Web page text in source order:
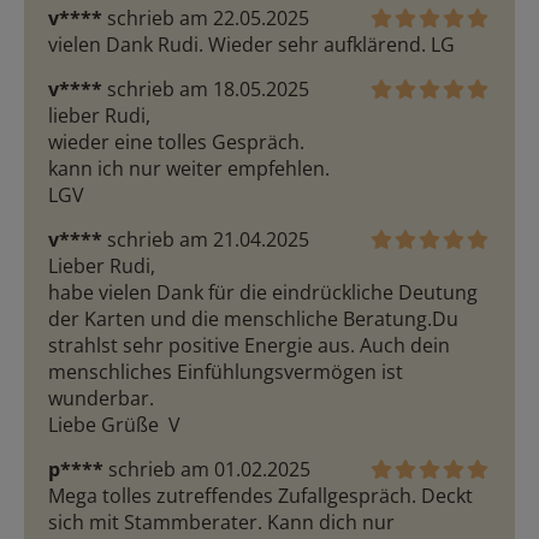
v**** schrieb am 22.05.2025
vielen Dank Rudi. Wieder sehr aufklärend. LG
v**** schrieb am 18.05.2025
lieber Rudi,
wieder eine tolles Gespräch.
kann ich nur weiter empfehlen.
LGV
v**** schrieb am 21.04.2025
Lieber Rudi,
habe vielen Dank für die eindrückliche Deutung
der Karten und die menschliche Beratung.Du
strahlst sehr positive Energie aus. Auch dein
menschliches Einfühlungsvermögen ist
wunderbar.
Liebe Grüße  V
p**** schrieb am 01.02.2025
Mega tolles zutreffendes Zufallgespräch. Deckt
sich mit Stammberater. Kann dich nur